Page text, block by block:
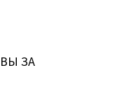
ЗА